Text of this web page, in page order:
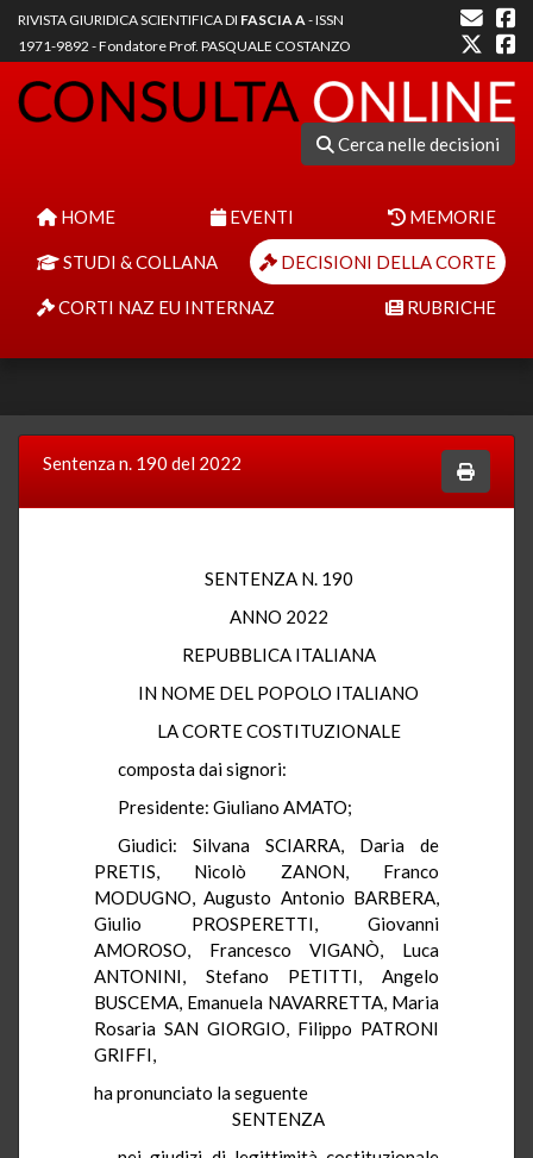
RIVISTA GIURIDICA SCIENTIFICA DI FASCIA A- ISSN
1971-9892 - Fondatore Prof. PASQUALE COSTANZO
Cerca nelle decisioni
HOME EVENTI MEMORIE
STUDI & COLLANA DECISIONI DELLA CORTE
CORTI NAZ EU INTERNAZ RUBRICHE
Sentenza n. 190 del 2022
SENTENZA N. 190
ANNO 2022
REPUBBLICA ITALIANA
IN NOME DEL POPOLO ITALIANO
LA CORTE COSTITUZIONALE
composta dai signori:
Presidente: Giuliano AMATO;
Giudici: Silvana SCIARRA, Daria de
PRETIS, Nicolò ZANON, Franco
MODUGNO, Augusto Antonio BARBERA,
Giulio PROSPERETTI, Giovanni
AMOROSO, Francesco VIGANÒ, Luca
ANTONINI, Stefano PETITTI, Angelo
BUSCEMA, Emanuela NAVARRETTA, Maria
Rosaria SAN GIORGIO, Filippo PATRONI
GRIFFI,
ha pronunciato la seguente
SENTENZA